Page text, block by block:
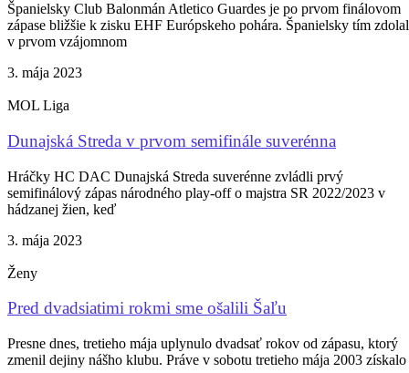
Španielsky Club Balonmán Atletico Guardes je po prvom finálovom
zápase bližšie k zisku EHF Európskeho pohára. Španielsky tím zdolal
v prvom vzájomnom
3. mája 2023
MOL Liga
Dunajská Streda v prvom semifinále suverénna
Hráčky HC DAC Dunajská Streda suverénne zvládli prvý
semifinálový zápas národného play-off o majstra SR 2022/2023 v
hádzanej žien, keď
3. mája 2023
Ženy
Pred dvadsiatimi rokmi sme ošalili Šaľu
Presne dnes, tretieho mája uplynulo dvadsať rokov od zápasu, ktorý
zmenil dejiny nášho klubu. Práve v sobotu tretieho mája 2003 získalo